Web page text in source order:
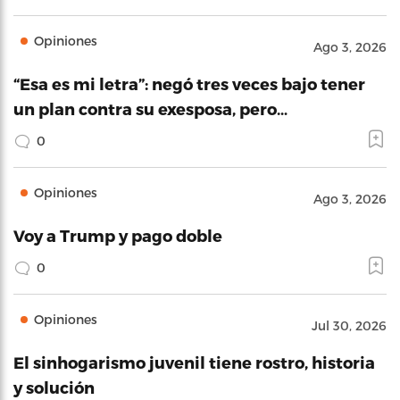
Opiniones Ago 3, 2026
“Esa es mi letra”: negó tres veces bajo tener
un plan contra su exesposa, pero…
0
Opiniones Ago 3, 2026
Voy a Trump y pago doble
0
Opiniones Jul 30, 2026
El sinhogarismo juvenil tiene rostro, historia
y solución